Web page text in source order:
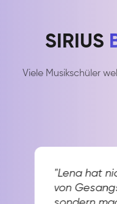
SIRIUS
Viele Musikschüler
"Lena hat
von